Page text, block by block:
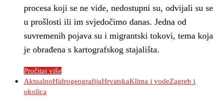
procesa koji se ne vide, nedostupni su, odvijali su se
u prošlosti ili im svjedočimo danas. Jedna od
suvremenih pojava su i migrantski tokovi, tema koja
je obrađena s kartografskog stajališta.
Pročitaj više
AktualnoHidrogeografijaHrvatskaKlima i vodeZagreb i
okolica